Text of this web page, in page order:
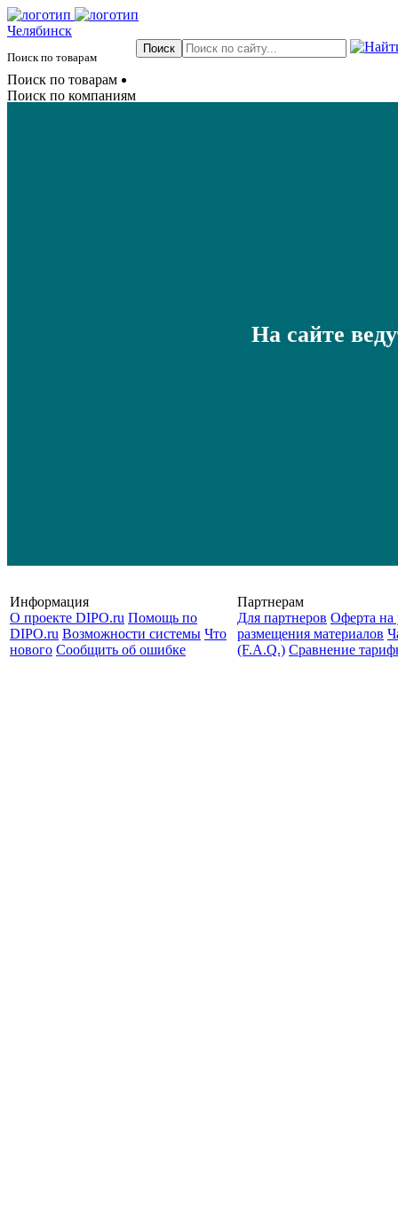
Челябинск
Поиск по товарам
Поиск по товарам
Поиск по компаниям
На сайте
Информация
О проекте DIPO.ru Помощь по
DIPO.ru Возможности системы Что
нового Сообщить об ошибке
Партнерам
Для партнеров Оферта на
размещения материалов
(F.A.Q.) Cравнение